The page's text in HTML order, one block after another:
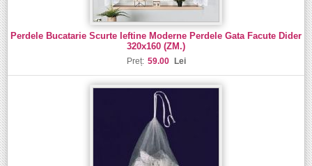
Perdele Bucatarie Scurte Ieftine Moderne Perdele Gata Facute Dider
320x160 (ZM.)
Preț: 59.00 Lei